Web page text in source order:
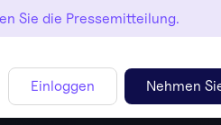
Sie die Pressemitteilung.
Einloggen Nehmen